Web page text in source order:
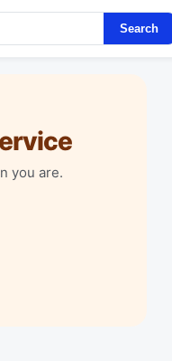
Search
you are.